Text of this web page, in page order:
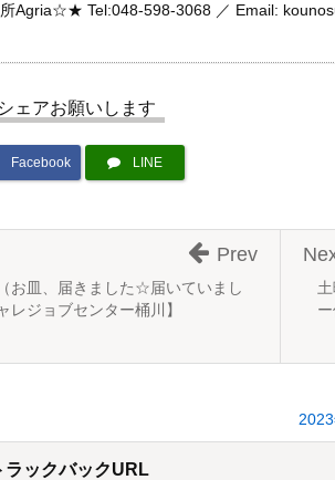
Agria☆★ Tel:048-598-3068 ／ Email:
ェアお願いします
Facebook LINE
お皿、届きました☆届いていまし
レジョブセンター桶川】
Prev
ラックバックURL